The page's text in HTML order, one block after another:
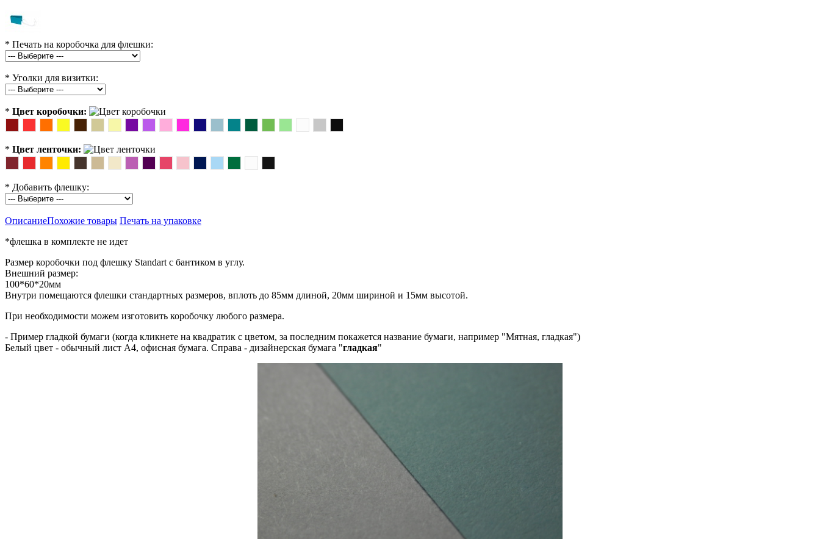
* Печать на коробочка для флешки:
* Уголки для визитки:
* Цвет коробочки:
* Цвет ленточки:
* Добавить флешку:
ОписаниеПохожие товары Печать на упаковке
*флешка в комплекте не идет
Размер коробочки под флешку Standart с бантиком в углу.
Внешний размер:
100*60*20мм
Внутри помещаются флешки стандартных размеров, вплоть до 85мм длиной, 20мм шириной и 15мм высотой.
При необходимости можем изготовить коробочку любого размера.
- Пример гладкой бумаги (когда кликнете на квадратик с цветом, за последним покажется название бумаги, например "Мятная, гладкая")
Белый цвет - обычный лист А4, офисная бумага. Справа - дизайнерская бумага "гладкая"